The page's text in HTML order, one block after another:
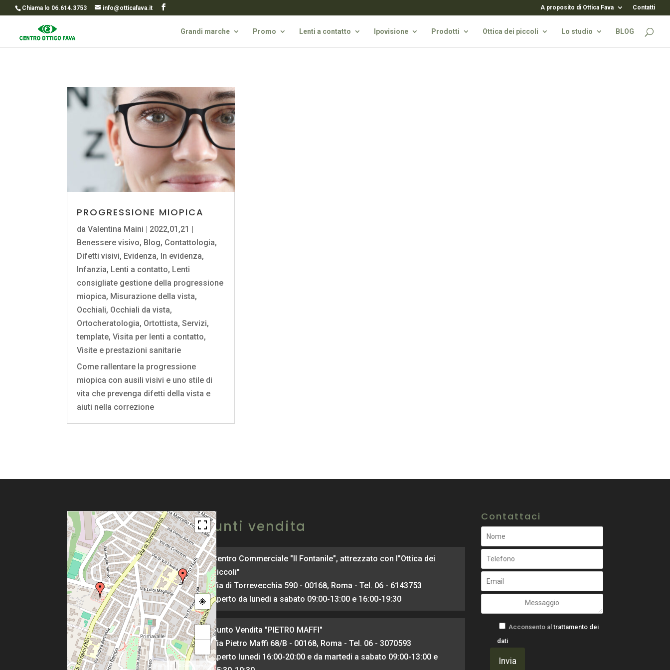
Chiama lo 06.614.3753 info@otticafava.it A proposito di Ottica Fava Contatti
Grandi marche Promo Lenti a contatto Ipovisione Prodotti Ottica dei piccoli Lo studio BLOG
PROGRESSIONE MIOPICA
daValentina Maini 2022,01,21
Benessere visivo, Blog, Contattologia,
Difetti visivi, Evidenza, In evidenza,
Infanzia, Lenti a contatto, Lenti
consigliate gestione della progressione
miopica, Misurazione della vista,
Occhiali, Occhiali da vista,
Ortocheratologia, Ortottista,Servizi,
template,Visita per lenti a contatto,
Visite e prestazioni sanitarie
Come rallentare la progressione
miopica con ausili visivi e uno stile di
vita che prevenga difetti della vista e
aiuti nella correzione
© OpenStreetMap
Punti vendita
Centro Commerciale "Il Fontanile", attrezzato con l"Ottica dei
Piccoli"
Via di Torrevecchia 590 - 00168, Roma - Tel. 06 - 6143753
Aperto da lunedi a sabato 09:00-13:00 e 16:00-19:30
Punto Vendita "PIETRO MAFFI"
Via Pietro Maffi 68/B - 00168, Roma - Tel. 06 - 3070593
Aperto lunedi 16:00-20:00 e da martedi a sabato 09:00-13:00 e
Contattaci
Acconsento al trattamento dei
dati